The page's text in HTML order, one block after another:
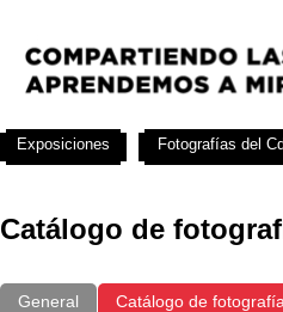
Catálogo de
General Catálogo de
Exposiciones Fotografías del